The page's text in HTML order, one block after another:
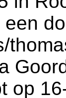
een
op